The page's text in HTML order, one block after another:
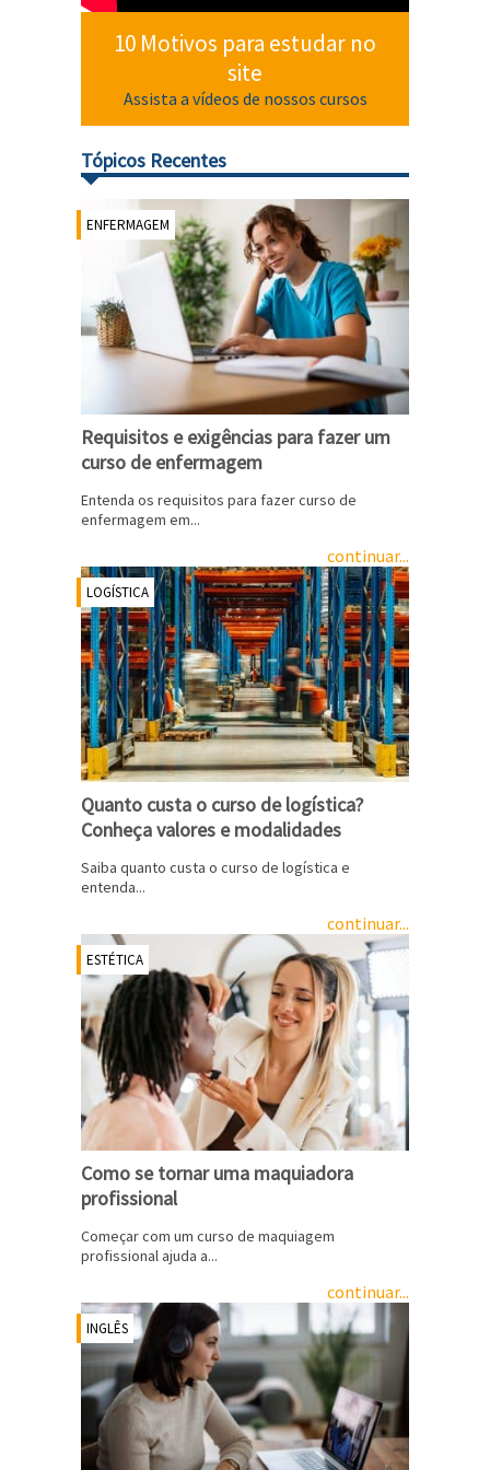
10 Motivos para estudar no
site
Assista a vídeos de nossos cursos
Tópicos Recentes
ENFERMAGEM
Requisitos e exigências para fazer um
curso de enfermagem
Entenda os requisitos para fazer curso de
enfermagem em...
continuar...
LOGÍSTICA
Quanto custa o curso de logística?
Conheça valores e modalidades
Saiba quanto custa o curso de logística e
entenda...
continuar...
ESTÉTICA
Como se tornar uma maquiadora
profissional
Começar com um curso de maquiagem
profissional ajuda a...
continuar...
INGLÊS